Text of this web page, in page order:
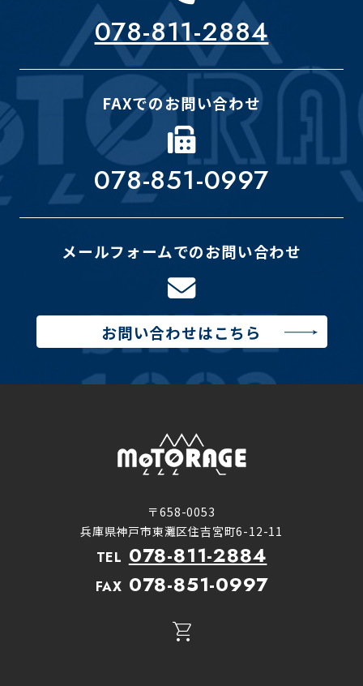
078-811-2884
FAXでのお問い合わせ
078-851-0997
メールフォームでのお問い合わせ
お問い合わせはこちら
〒658-0053
兵庫県神戸市東灘区住吉宮町6-12-11
TEL 078-811-2884
FAX 078-851-0997